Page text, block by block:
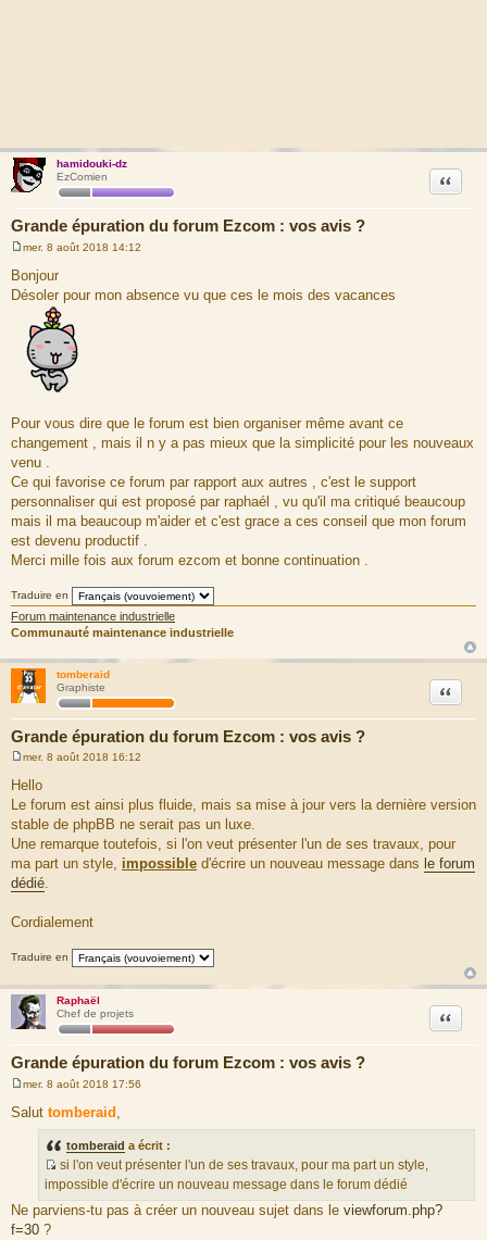
hamidouki-dz
EzComien
Grande épuration du forum Ezcom : vos avis ?
Citation
s
s
mer. 8 août 2018 14:12
Bonjour
Désoler pour mon absence vu que ces le mois des vacances
Pour vous dire que le forum est bien organiser même avant ce
changement , mais il n y a pas mieux que la simplicité pour les nouveaux
venu .
Ce qui favorise ce forum par rapport aux autres , c'est le support
personnaliser qui est proposé par raphaél , vu qu'il ma critiqué beaucoup
mais il ma beaucoup m'aider et c'est grace a ces conseil que mon forum
est devenu productif .
Merci mille fois aux forum ezcom et bonne continuation .
Traduire en
Forum maintenance industrielle
Communauté maintenance industrielle
tomberaid
Graphiste
Grande épuration du forum Ezcom : vos avis ?
Citation
e
s
s
a
g
e
mer. 8 août 2018 16:12
Hello
Le forum est ainsi plus fluide, mais sa mise à jour vers la dernière version
stable de phpBB ne serait pas un luxe.
Une remarque toutefois, si l'on veut présenter l'un de ses travaux, pour
ma part un style, impossible d'écrire un nouveau message dans le forum
dédié.
Cordialement
Traduire en
Raphaël
Chef de projets
Grande épuration du forum Ezcom : vos avis ?
Citation
e
s
mer. 8 août 2018 17:56
Salut tomberaid
tomberaid a écrit :
S
o
u
si l'on veut présenter l'un de ses travaux, pour ma part un style,
impossible d'écrire un nouveau message dans le forum dédié
Ne parviens-tu pas à créer un nouveau sujet dans le viewforum.php?
f=30 ?